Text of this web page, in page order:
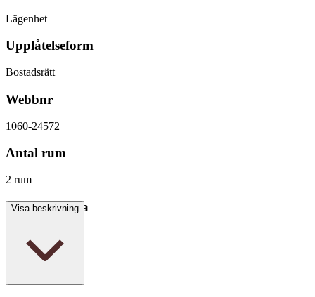
Lägenhet
Upplåtelseform
Bostadsrätt
Webbnr
1060-24572
Antal rum
2 rum
Boarea/Biarea
Visa beskrivning